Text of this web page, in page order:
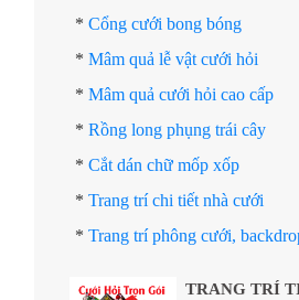
* Cổng cưới bong bóng
* Mâm quả lễ vật cưới hỏi
* Mâm quả cưới hỏi cao cấp
* Rồng long phụng trái cây
* Cắt dán chữ mốp xốp
* Trang trí chi tiết nhà cưới
* Trang trí phông cưới,
TRANG TRÍ